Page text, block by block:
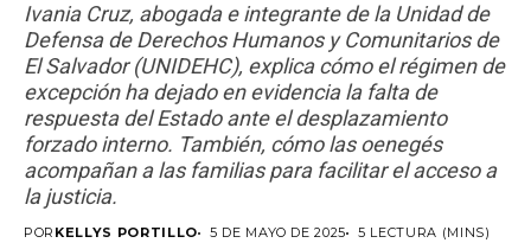
Ivania Cruz, abogada e integrante de la Unidad de
Defensa de Derechos Humanos y Comunitarios de
El Salvador (UNIDEHC), explica cómo el régimen de
excepción ha dejado en evidencia la falta de
respuesta del Estado ante el desplazamiento
forzado interno. También, cómo las oenegés
acompañan a las familias para facilitar el acceso a
la justicia.
POR KELLYS PORTILLO 5 DE MAYO DE 2025 5 LECTURA (MINS)